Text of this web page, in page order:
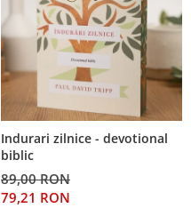
Indurari zilnice - devotional
biblic
89,00 RON
79,21 RON